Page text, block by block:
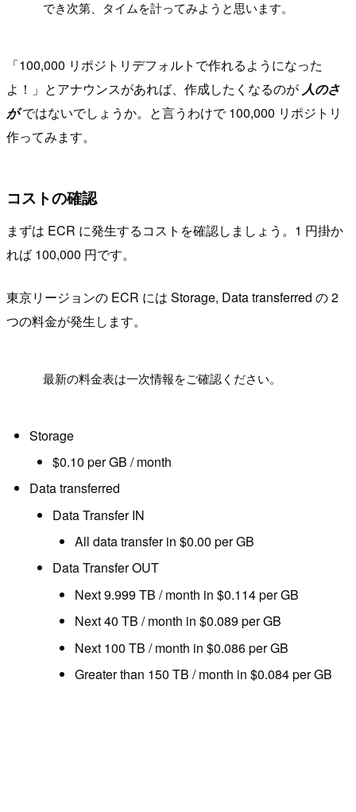
でき次第、タイムを計ってみようと思います。
「100,000 リポジトリデフォルトで作れるようになった
よ！」とアナウンスがあれば、作成したくなるのが 人のさ
がではないでしょうか。と言うわけで 100,000 リポジトリ
作ってみます。
コストの確認
まずは ECR に発生するコストを確認しましょう。1 円掛か
れば 100,000 円です。
東京リージョンの ECR には Storage, Data transferred の 2
つの料金が発生します。
最新の料金表は一次情報をご確認ください。
Storage
$0.10 per GB / month
Data transferred
Data Transfer IN
All data transfer in $0.00 per GB
Data Transfer OUT
Next 9.999 TB / month in $0.114 per GB
Next 40 TB / month in $0.089 per GB
Next 100 TB / month in $0.086 per GB
Greater than 150 TB / month in $0.084 per GB